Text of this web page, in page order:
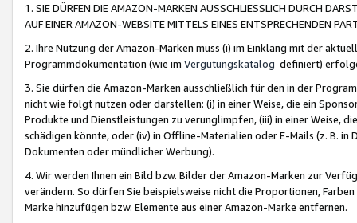
1. SIE DÜRFEN DIE AMAZON-MARKEN AUSSCHLIESSLICH DURCH
AUF EINER AMAZON-WEBSITE MITTELS EINES ENTSPRECHENDEN
2. Ihre Nutzung der Amazon-Marken muss (i) im Einklang mit der
Programmdokumentation (wie im Vergütungskatalog definiert)
3. Sie dürfen die Amazon-Marken ausschließlich für den in der
nicht wie folgt nutzen oder darstellen: (i) in einer Weise, die ein
Produkte und Dienstleistungen zu verunglimpfen, (iii) in einer Weise,
schädigen könnte, oder (iv) in Offline-Materialien oder E-Mails (z. B. in
Dokumenten oder mündlicher Werbung).
4. Wir werden Ihnen ein Bild bzw. Bilder der Amazon-Marken zur
verändern. So dürfen Sie beispielsweise nicht die Proportionen,
Marke hinzufügen bzw. Elemente aus einer Amazon-Marke entfernen.